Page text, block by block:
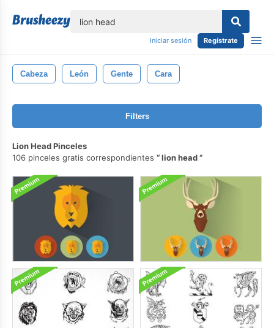
Iniciar sesión Regístrate
Cabeza León Gente Cara
Filters
Lion Head Pinceles
106 pinceles gratis correspondientes
lion head